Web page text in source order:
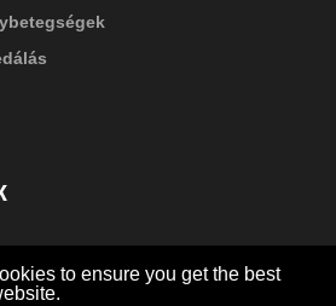
to ensure you get the best